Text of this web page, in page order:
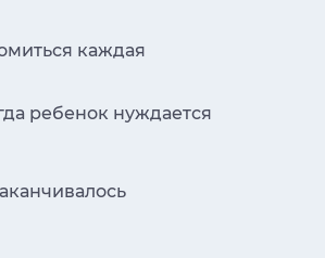
каждая
ребенок нуждается